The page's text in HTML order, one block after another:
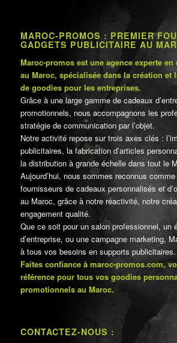
MAROC-PROMOS : PREMIER
GADGETS PUBLICITAIRE AU
Maroc-promos est une agence experte
au Maroc, spécialisée dans la création et
de goodies pour les entreprises.
Grâce à une large gamme de cadeaux
promotionnels, nous accompagnons les
stratégie de communication par l’objet.
Notre activité repose sur trois axes clés :
publicitaires, la fabrication d’articles
la distribution à grande échelle dans tout le
Aujourd’hui, nous sommes reconnus comme
fournisseurs de cadeaux personnalisés et
au Maroc, grâce à notre réactivité, notre
engagement qualité.
Que ce soit pour un salon professionnel, un
d’entreprise, ou une campagne marketing,
à tous vos besoins en supports publicitaires.
Faites confiance à maroc-promos.com,
référence pour tous vos goodies
promotionnels au Maroc.
CONTACTEZ-NOUS :